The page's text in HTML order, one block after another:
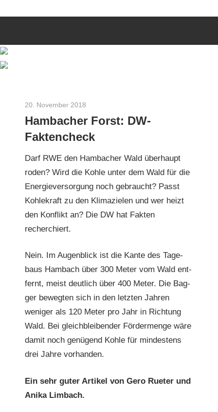
INITIATIVE
Aachener
Bürgerinitiative
20. November 2018
Hambacher Forst: DW-
Faktencheck
Darf RWE den Ham­bach­er Wald über­haupt
roden? Wird die Kohle unter dem Wald für die
Energiev­er­sorgung noch gebraucht? Passt
Kohlekraft zu den Kli­mazie­len und wer heizt
den Kon­flikt an? Die DW hat Fak­ten
recherchiert.
Nein. Im Augen­blick ist die Kante des Tage­
baus Ham­bach über 300 Meter vom Wald ent­
fer­nt, meist deut­lich über 400 Meter. Die Bag­
ger bewegten sich in den let­zten Jahren
weniger als 120 Meter pro Jahr in Rich­tung
Wald. Bei gle­ich­bleiben­der För­der­menge wäre
damit noch genü­gend Kohle für min­destens
drei Jahre vorhanden.
Ein sehr guter Artikel von Gero Rueter und
Ani­ka Limbach.